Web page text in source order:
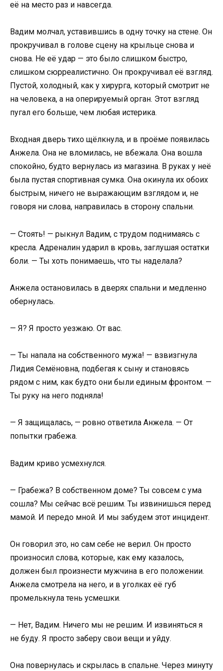
её на место раз и навсегда.
Вадим молчал, уставившись в одну точку на стене. Он
прокручивал в голове сцену на крыльце снова и
снова. Не её удар — это было слишком быстро,
слишком сюрреалистично. Он прокручивал её взгляд.
Пустой, холодный, как у хирурга, который смотрит не
на человека, а на оперируемый орган. Этот взгляд
пугал его больше, чем любая истерика.
Входная дверь тихо щёлкнула, и в проёме появилась
Анжела. Она не вломилась, не вбежала. Она вошла
спокойно, будто вернулась из магазина. В руках у неё
была пустая спортивная сумка. Она окинула их обоих
быстрым, ничего не выражающим взглядом и, не
говоря ни слова, направилась в сторону спальни.
— Стоять! — рыкнул Вадим, с трудом поднимаясь с
кресла. Адреналин ударил в кровь, заглушая остатки
боли. — Ты хоть понимаешь, что ты наделала?
Анжела остановилась в дверях спальни и медленно
обернулась.
— Я? Я просто уезжаю. От вас.
— Ты напала на собственного мужа! — взвизгнула
Лидия Семёновна, подбегая к сыну и становясь
рядом с ним, как будто они были единым фронтом. —
Ты руку на него подняла!
— Я защищалась, — ровно ответила Анжела. — От
попытки грабежа.
Вадим криво усмехнулся.
— Грабежа? В собственном доме? Ты совсем с ума
сошла? Мы сейчас всё решим. Ты извинишься перед
мамой. И передо мной. И мы забудем этот инцидент.
Он говорил это, но сам себе не верил. Он просто
произносил слова, которые, как ему казалось,
должен был произнести мужчина в его положении.
Анжела смотрела на него, и в уголках её губ
промелькнула тень усмешки.
— Нет, Вадим. Ничего мы не решим. И извиняться я
не буду. Я просто заберу свои вещи и уйду.
Она повернулась и скрылась в спальне. Через минуту